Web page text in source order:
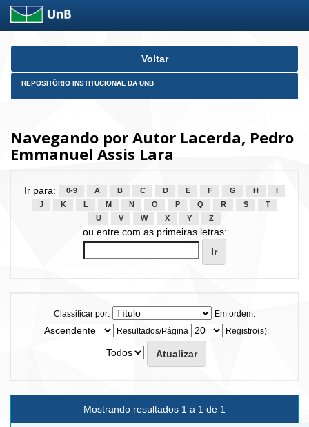
Skip
Voltar
REPOSITÓRIO INSTITUCIONAL DA UNB
Navegando por Autor Lacerda, Pedro
Emmanuel Assis Lara
Ir para: 0-9 A B C D E F G H
J
K L M N O P Q R S
T
U
V W X Y Z
ou entre com as primeiras letras:
Classificar por:
Em ordem:
Resultados/Página
Registro(s):
Mostrando resultados 1 a 1 de 1